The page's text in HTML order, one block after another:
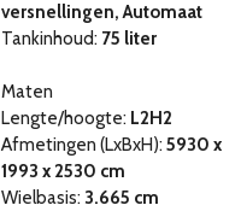
versnellingen, Automaat
Tankinhoud: 75 liter
Maten
Lengte/hoogte: L2H2
Afmetingen (LxBxH): 5930 x
1993 x 2530 cm
Wielbasis: 3.665 cm